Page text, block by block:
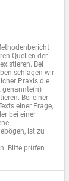
Quellen der
Bei
schlagen wir
Praxis die
genannte(n)
Bei einer
einer Frage,
bei einer
ist zu
Bitte prüfen